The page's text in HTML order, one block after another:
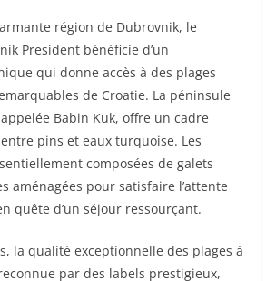
région de Dubrovnik, le
President bénéficie d’un
qui donne accès à des plages
de Croatie. La péninsule
Babin Kuk, offre un cadre
pins et eaux turquoise. Les
composées de galets
aménagées pour satisfaire l’attente
quête d’un séjour ressourçant.
la qualité exceptionnelle des plages à
par des labels prestigieux,